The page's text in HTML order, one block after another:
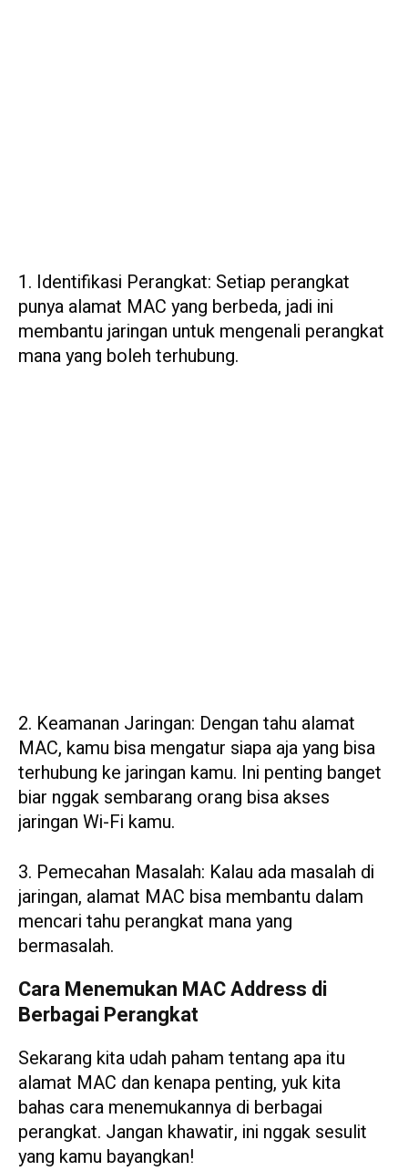
1. Identifikasi Perangkat: Setiap perangkat
punya alamat MAC yang berbeda, jadi ini
membantu jaringan untuk mengenali perangkat
mana yang boleh terhubung.
2. Keamanan Jaringan: Dengan tahu alamat
MAC, kamu bisa mengatur siapa aja yang bisa
terhubung ke jaringan kamu. Ini penting banget
biar nggak sembarang orang bisa akses
jaringan Wi-Fi kamu.
3. Pemecahan Masalah: Kalau ada masalah di
jaringan, alamat MAC bisa membantu dalam
mencari tahu perangkat mana yang
bermasalah.
Cara Menemukan MAC Address di
Berbagai Perangkat
Sekarang kita udah paham tentang apa itu
alamat MAC dan kenapa penting, yuk kita
bahas cara menemukannya di berbagai
perangkat. Jangan khawatir, ini nggak sesulit
yang kamu bayangkan!